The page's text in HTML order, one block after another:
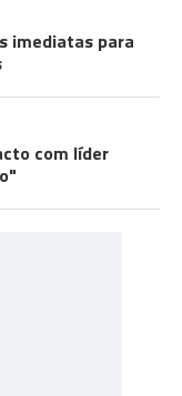
imediatas para
com líder